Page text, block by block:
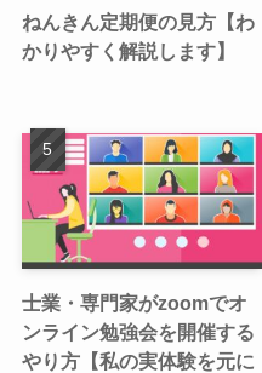
ねんきん定期便の見方【わ
かりやすく解説します】
士業・専門家がzoomでオ
ンライン勉強会を開催する
やり方【私の実体験を元に